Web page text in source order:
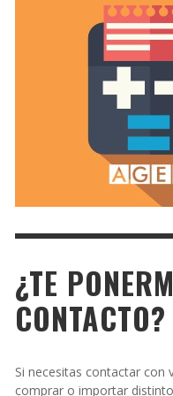
¿TE
CONTACTO?
Si necesitas contactar con
comprar o importar